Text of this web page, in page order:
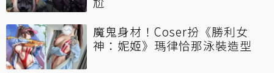
魔鬼身材！Coser扮《勝利女
神：妮姬》瑪律恰那泳裝造型